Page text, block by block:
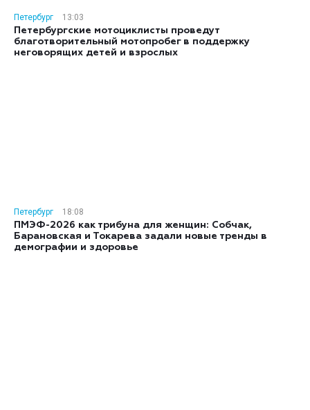
Петербург
13:03
Петербургские мотоциклисты проведут
благотворительный мотопробег в поддержку
неговорящих детей и взрослых
Петербург
18:08
ПМЭФ-2026 как трибуна для женщин: Собчак,
Барановская и Токарева задали новые тренды в
демографии и здоровье